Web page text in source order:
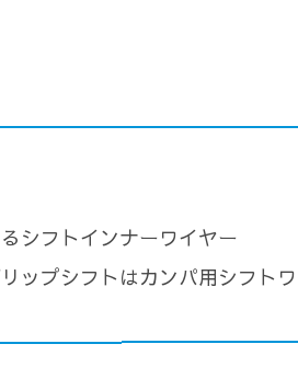
シフトインナーワイヤー
ップシフトはカンパ用シフト